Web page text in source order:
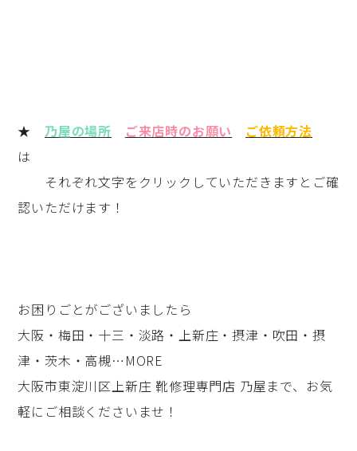
★乃屋の場所 ご来店時のお願い
ご依頼方法
は
それぞれ文字をクリックしていただきますとご確
認いただけます！
お困りごとがございましたら
大阪・梅田・十三・淡路・上新庄・摂津・吹田・摂
津・茨木・高槻…MORE
大阪市東淀川区上新庄 靴修理専門店 乃屋まで、お気
軽にご相談くださいませ！